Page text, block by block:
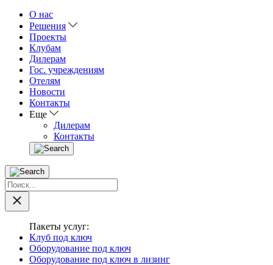
О нас
Решения
Проекты
Клубам
Дилерам
Гос. учреждениям
Отелям
Новости
Контакты
Еще
Дилерам
Контакты
Пакеты услуг:
Клуб под ключ
Оборудование под ключ
Оборудование под ключ в лизинг